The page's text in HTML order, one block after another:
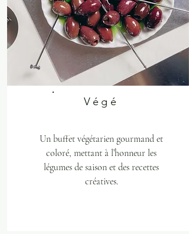
Végé
Un buffet végétarien gourmand et
coloré, mettant à l’honneur les
légumes de saison et des recettes
créatives.